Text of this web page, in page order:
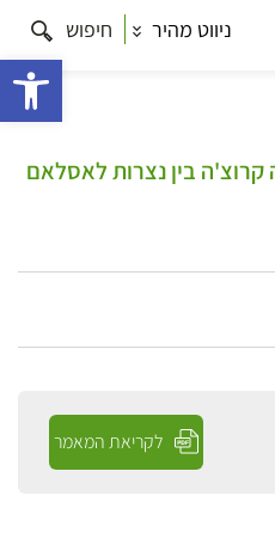
ניווט מהיר חיפוש
קרוצ'ה בין נצרות לאסלאם
לקריאת המאמר